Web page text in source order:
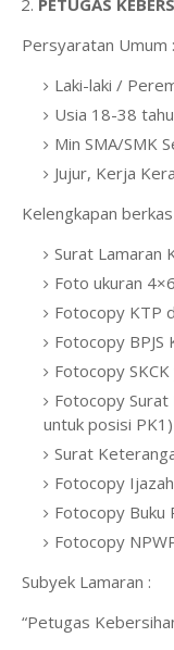
PETUGAS
Persyaratan Umum :
Laki-laki /
Usia 18-38
Min SMA/SMK
Jujur, Kerja
Kelengkapan berkas
Surat Lamaran
Foto ukuran
Fotocopy KTP
Fotocopy
Fotocopy
Fotocopy Surat
untuk posisi PK1)
Surat
Fotocopy
Fotocopy Buku
Fotocopy
Subyek Lamaran :
“Petugas